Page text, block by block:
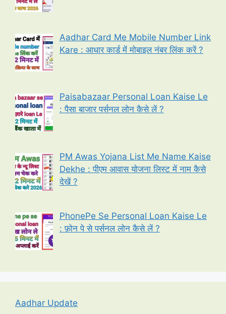
Aadhar Card Me Mobile Number Link
Kare : आधार कार्ड में मोबाइल नंबर लिंक करें ?
Paisabazaar Personal Loan Kaise Le
: पैसा बाजार पर्सनल लोन कैसे लें ?
PM Awas Yojana List Me Name Kaise
Dekhe : पीएम आवास योजना लिस्ट में नाम कैसे
देखें ?
PhonePe Se Personal Loan Kaise Le
: फ़ोन पे से पर्सनल लोन कैसे लें ?
Aadhar Update